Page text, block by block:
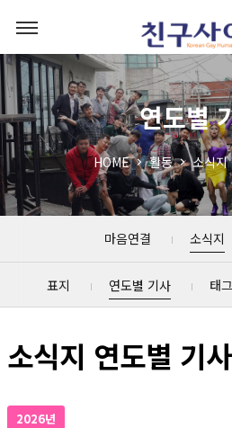
연도별
HOME 활동 소식지
마음연결 소식지
표지 연도별 기사 태
소식지 연도별 기사
2026년